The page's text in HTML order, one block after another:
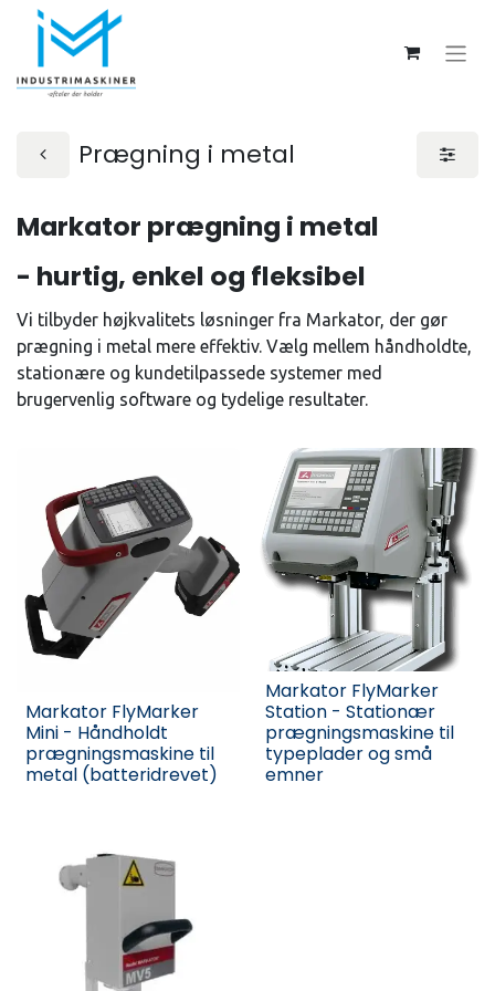
Prægning i metal
Markator prægning i metal
- hurtig, enkel og fleksibel
Vi tilbyder højkvalitets løsninger fra Markator, der gør
prægning i metal mere effektiv. Vælg mellem håndholdte,
stationære og kundetilpassede systemer med
brugervenlig software og tydelige resultater.
Markator FlyMarker
Mini - Håndholdt
prægningsmaskine til
metal (batteridrevet)
Markator FlyMarker
Station - Stationær
prægningsmaskine til
typeplader og små
emner